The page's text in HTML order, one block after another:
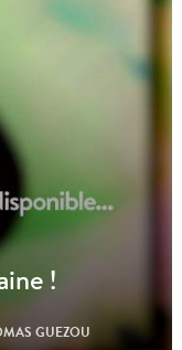
!
GUEZOU